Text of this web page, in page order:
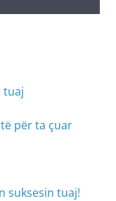
tuaj
për ta çuar
suksesin tuaj!